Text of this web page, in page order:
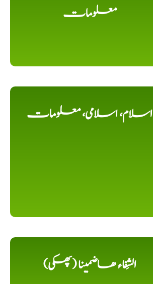
معلومات
اسلام، اسلامی، معلومات
الشِفاء ھاضمینا (پھکی)